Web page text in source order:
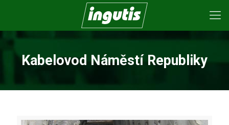
Kabelovod Náměstí Republiky